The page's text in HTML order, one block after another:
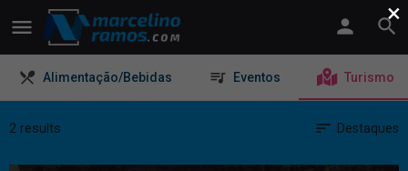
Alimentação/Bebidas Eventos Turismo
2 results Destaques
×